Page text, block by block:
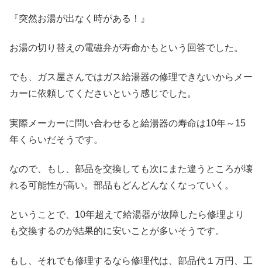
『突然お湯が出なく時がある！』
お湯の切り替えの電磁弁が寿命かもという回答でした。
でも、ガス屋さんではガス給湯器の修理できないからメー
カーに依頼してくださいという感じでした。
実際メーカーに問い合わせると給湯器の寿命は10年～15
年くらいだそうです。
なので、もし、部品を交換しても次にまた違うところが壊
れる可能性が高い。部品もどんどんなくなっていく。
ということで、10年超えて給湯器が故障したら修理より
も交換するのが結果的に安いことが多いそうです。
もし、それでも修理するなら修理代は、部品代１万円、工